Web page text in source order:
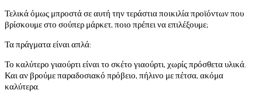
Τελικά όμως μπροστά σε αυτή την τεράστια ποικιλία προϊόντων που
βρίσκουμε στο σούπερ μάρκετ, ποιο πρέπει να επιλέξουμε;
Τα πράγματα είναι απλά:
Το καλύτερο γιαούρτι είναι το σκέτο γιαούρτι, χωρίς πρόσθετα υλικά.
Και αν βρούμε παραδοσιακό πρόβειο, πήλινο με πέτσα, ακόμα
καλύτερα.